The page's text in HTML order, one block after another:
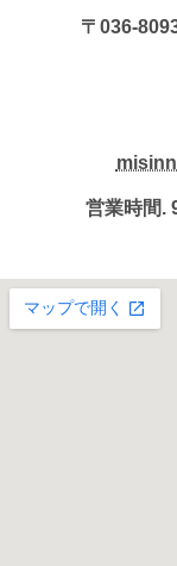
〒036-
営業時間.